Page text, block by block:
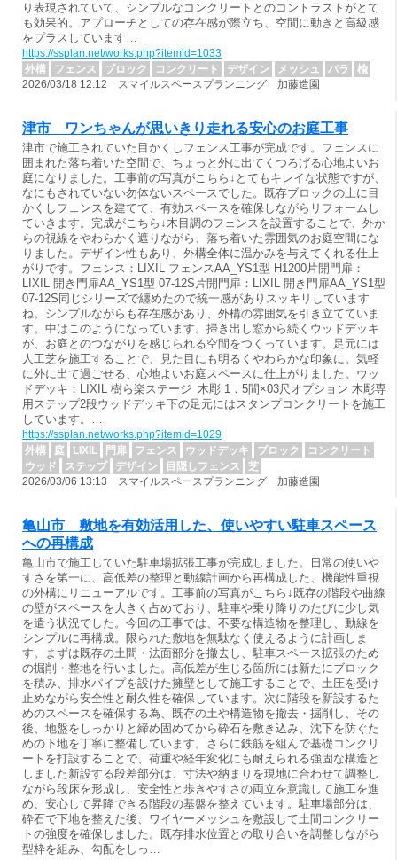
り表現されていて、シンプルなコンクリートとのコントラストがとて
も効果的。アプローチとしての存在感が際立ち、空間に動きと高級感
をプラスしています…
https://ssplan.net/works.php?itemid=1033
外構
フェンス ブロック コンクリート デザイン メッシュ バラ
楡
2026/03/18 12:12 スマイルスペースプランニング 加藤造園
津市 ワンちゃんが思いきり走れる安心のお庭工事
津市で施工されていた目かくしフェンス工事が完成です。フェンスに
囲まれた落ち着いた空間で、ちょっと外に出てくつろげる心地よいお
庭になりました。工事前の写真がこちら↓とてもキレイな状態ですが、
なにもされていない勿体ないスペースでした。既存ブロックの上に目
かくしフェンスを建てて、有効スペースを確保しながらリフォームし
ていきます。完成がこちら↓木目調のフェンスを設置することで、外か
らの視線をやわらかく遮りながら、落ち着いた雰囲気のお庭空間にな
りました。デザイン性もあり、外構全体に温かみを与えてくれる仕上
がりです。フェンス：LIXIL フェンスAA_YS1型 H1200片開門扉：
LIXIL 開き門扉AA_YS1型 07-12S片開門扉：LIXIL 開き門扉AA_YS1型
07-12S同じシリーズで纏めたので統一感がありスッキリしています
ね。シンプルながらも存在感があり、外構の雰囲気を引き立てていま
す。中はこのようになっています。掃き出し窓から続くウッドデッキ
が、お庭とのつながりを感じられる空間をつくっています。足元には
人工芝を施工することで、見た目にも明るくやわらかな印象に。気軽
に外に出て過ごせる、心地よいお庭スペースに仕上がりました。ウッ
ドデッキ：LIXIL 樹ら楽ステージ_木彫 1．5間×03尺オプション 木彫専
用ステップ2段ウッドデッキ下の足元にはスタンプコンクリートを施工
しています。…
https://ssplan.net/works.php?itemid=1029
外構
庭 LIXIL 門扉 フェンス ウッドデッキ ブロック
コンクリート
ウッド
ステップ デザイン 目隠しフェンス
芝
2026/03/06 13:13 スマイルスペースプランニング 加藤造園
亀山市 敷地を有効活用した、使いやすい駐車スペース
への再構成
亀山市で施工していた駐車場拡張工事が完成しました。日常の使いや
すさを第一に、高低差の整理と動線計画から再構成した、機能性重視
の外構にリニューアルです。工事前の写真がこちら↓既存の階段や曲線
の壁がスペースを大きく占めており、駐車や乗り降りのたびに少し気
を遣う状況でした。今回の工事では、不要な構造物を整理し、動線を
シンプルに再構成。限られた敷地を無駄なく使えるように計画しま
す。まずは既存の土間・法面部分を撤去し、駐車スペース拡張のため
の掘削・整地を行いました。高低差が生じる箇所には新たにブロック
を積み、排水パイプを設けた擁壁として施工することで、土圧を受け
止めながら安全性と耐久性を確保しています。次に階段を新設するた
めのスペースを確保する為、既存の土や構造物を撤去・掘削し、その
後、地盤をしっかりと締め固めてから砕石を敷き込み、沈下を防ぐた
めの下地を丁寧に整備しています。さらに鉄筋を組んで基礎コンクリ
ートを打設することで、荷重や経年変化にも耐えられる強固な構造と
しました新設する段差部分は、寸法や納まりを現地に合わせて調整し
ながら段床を形成し、安全性と歩きやすさの両立を意識して施工を進
め、安心して昇降できる階段の基盤を整えています。駐車場部分は、
砕石で下地を整えた後、ワイヤーメッシュを敷設して土間コンクリー
トの強度を確保しました。既存排水位置との取り合いを調整しながら
型枠を組み、勾配をしっ…